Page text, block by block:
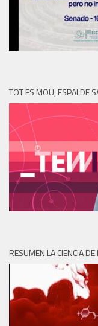
TOT ES MOU, ESPAI DE
RESUMEN LA CIENCIA